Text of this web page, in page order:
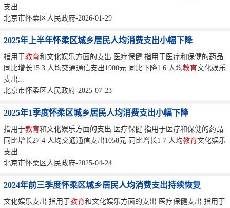
支出...
北京市怀柔区人民政府-2026-01-29
2025年上半年怀柔区城乡居民人均消费支出小幅下降
指用于教育和文化娱乐方面的支出 医疗保健 指用于医疗和保健的药品
同比增长15 3 人均交通通信支出1900元 同比下降1 6 人均教育文化娱乐
支出...
北京市怀柔区人民政府-2025-07-23
2025年1季度怀柔区城乡居民人均消费支出小幅下降
指用于教育和文化娱乐方面的支出 医疗保健 指用于医疗和保健的药品
同比增长27 4 人均交通通信支出1058元 同比增长1 7 人均教育文化娱乐
支出...
北京市怀柔区人民政府-2025-04-24
2024年前三季度怀柔区城乡居民人均消费支出持续恢复
文化娱乐支出 指用于教育和文化娱乐方面的支出 医疗保健支出 指用于